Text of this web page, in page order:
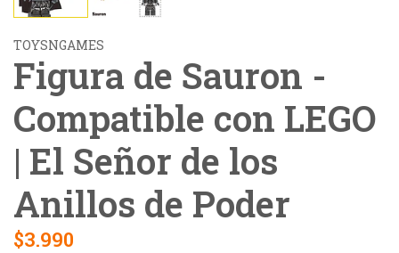
TOYSNGAMES
Figura de Sauron -
Compatible con LEGO
| El Señor de los
Anillos de Poder
$3.990